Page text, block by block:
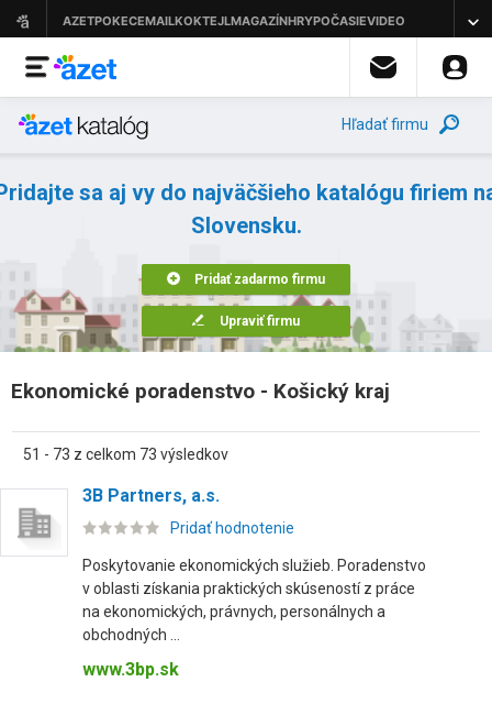
Hľadať firmu
sa aj vy do najväčšieho katalógu firiem
Slovensku.
Pridať zadarmo firmu
Upraviť firmu
Ekonomické poradenstvo - Košický kraj
51 - 73 z celkom 73 výsledkov
3B Partners, a.s.
Pridať hodnotenie
Poskytovanie ekonomických služieb. Poradenstvo
v oblasti získania praktických skúseností z práce
na ekonomických, právnych, personálnych a
obchodných ...
www.3bp.sk